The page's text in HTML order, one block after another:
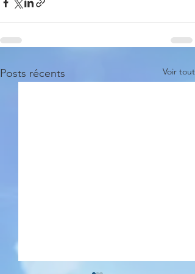
Posts récents Voir tout